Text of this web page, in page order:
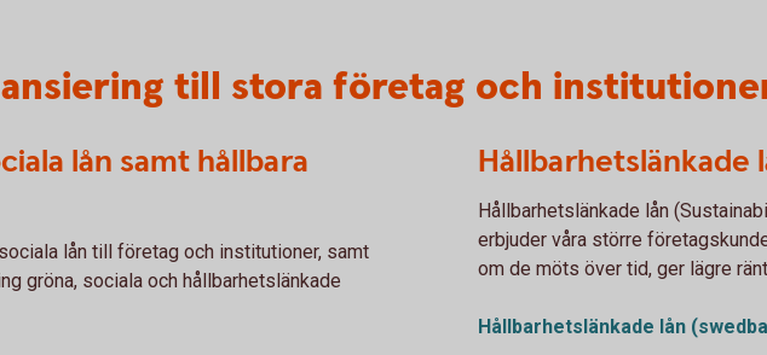
till stora företag och
lån samt hållbara
lån till företag och institutioner, samt
gröna, sociala och hållbarhetslänkade
Hållbarhetslänkade
Hållbarhetslänkade lån
erbjuder våra större
om de möts över tid, ger lägre
Hållbarhetslänkade lån